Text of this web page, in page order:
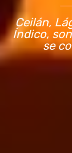
Ceilán,
Índico,
se